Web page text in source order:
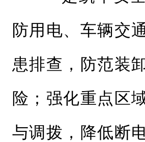
防用电、车辆交
患排查，防范装
险；强化重点区
与调拨，降低断